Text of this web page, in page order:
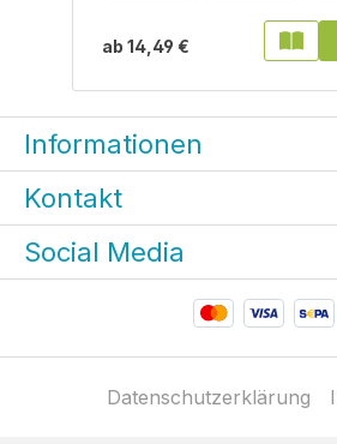
ab 14,49 €
Informationen
Kontakt
Social Media
Datenschutzerklärung